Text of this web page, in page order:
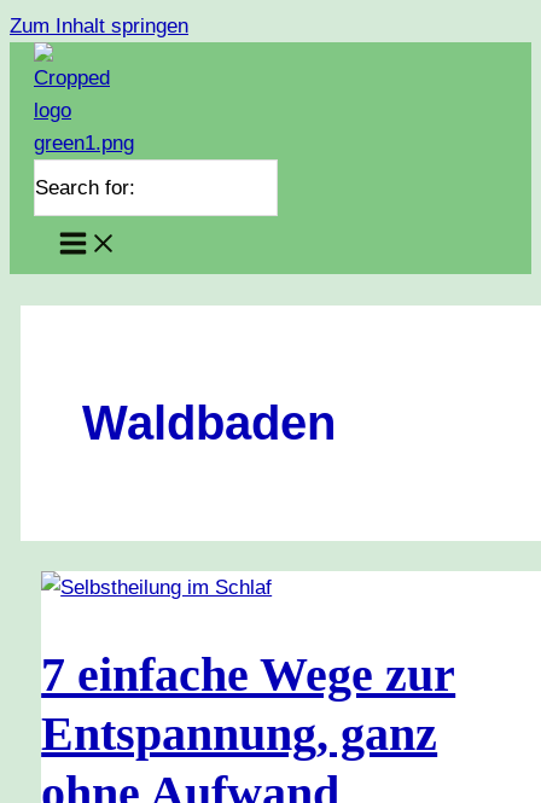
Zum Inhalt springen
Search for:
Waldbaden
7 einfache Wege zur
Entspannung, ganz